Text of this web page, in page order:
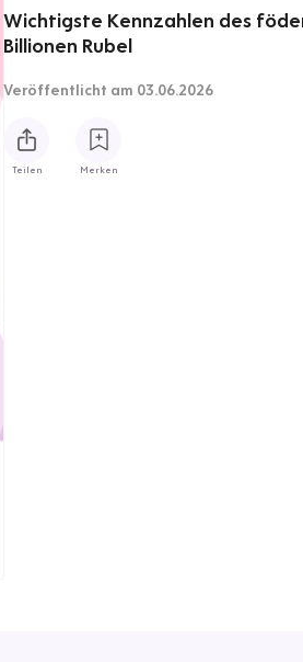
Wichtigste Kennzahlen des
Billionen Rubel
Veröffentlicht am 03.06.2026
Teilen Merken